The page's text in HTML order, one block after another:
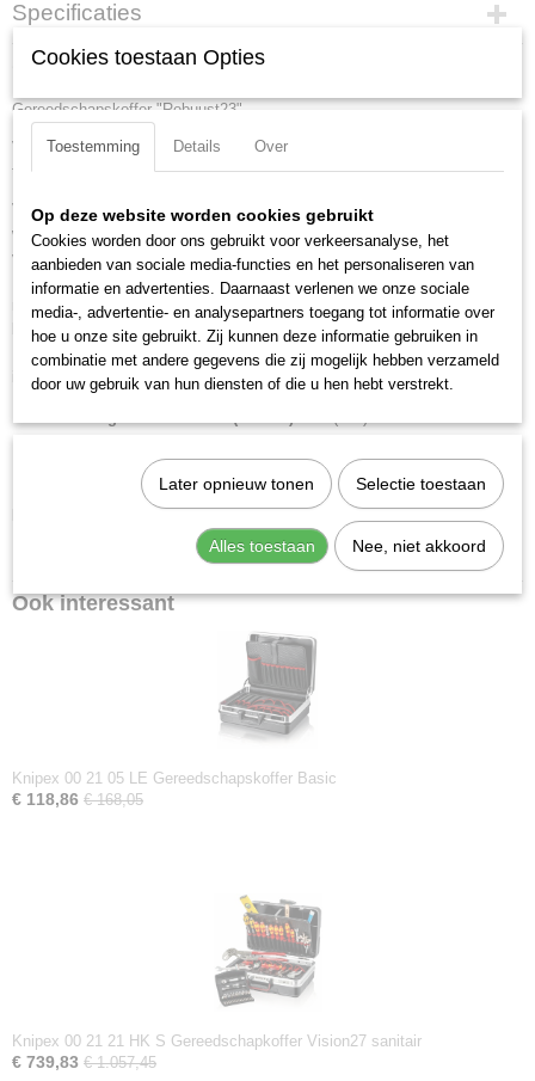
Specificaties
Productcode
EAN code
Netto gewicht
4,80 Kg
Bruto gewicht
4,80 Kg
Afmetingen (l,b,h)
47 x 37 x 19 cm
Omschrijving
Gereedschapskoffer "Robuust23"
Voor gebruik onder de zwaarste omstandigheden: stofdicht, waterdicht en
temperatuurbestendig.
Voor vliegtuigen geschikte koffer uit slagvast polypropyleen. Stof- en
waterdicht. Automatische drukaanpassingsventiel. Temperatuurstabiel
van - 30 gradenC tot + 80 gradenC. Mogelijkheid voor hangslot.
Documentenvak. Gereedschapsborden van vuilafstotend PP-kanaalplaat
met houders en -lussen, te vullen met gereedschap. Afsluitbare
bodemschaal individueel te verdelen door aluminium scheidingsysteem.
Ergonomische tweecomponenten-greep. In totaal 49
insteekmogelijkheden.
Afmeting diepte buiten (binnen):
370 (307) mm
Ook interessant
Knipex 00 21 05 LE Gereedschapskoffer Basic
€ 118,86 € 168,05
Knipex 00 21 21 HK S Gereedschapkoffer Vision27 sanitair
€ 739,83 € 1.057,45
Cookies toestaan Opties
Toestemming Details Over
Op deze website worden cookies gebruikt
Cookies worden door ons gebruikt voor verkeersanalyse, het
aanbieden van sociale media-functies en het personaliseren van
informatie en advertenties. Daarnaast verlenen we onze sociale
media-, advertentie- en analysepartners toegang tot informatie over
hoe u onze site gebruikt. Zij kunnen deze informatie gebruiken in
combinatie met andere gegevens die zij mogelijk hebben verzameld
door uw gebruik van hun diensten of die u hen hebt verstrekt.
Later opnieuw tonen Selectie toestaan
Alles toestaan Nee, niet akkoord